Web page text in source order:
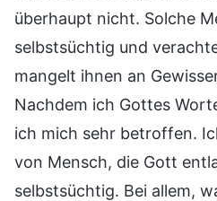
überhaupt nicht. Solche
selbstsüchtig und
mangelt ihnen an
Nachdem ich Gottes
ich mich sehr betroffen.
von Mensch, die Gott
selbstsüchtig. Bei allem,